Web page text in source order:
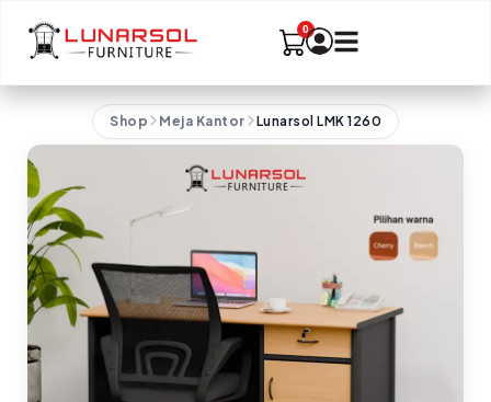
Shop Meja Kantor Lunarsol LMK 1260